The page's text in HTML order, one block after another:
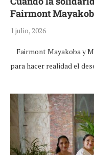
Fairmont
1 julio, 2026
Fairmont Mayakoba y
para hacer realidad el